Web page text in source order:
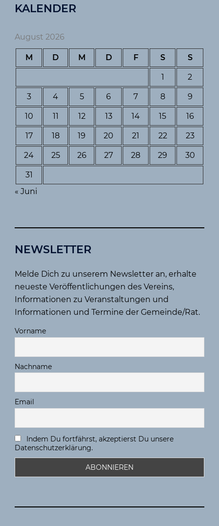
KALENDER
August 2026
M D M D F S S
1 2
3 4 5 6 7 8 9
10 11 12 13 14 15 16
17 18 19 20 21 22 23
24 25 26 27 28 29 30
31
« Juni
NEWSLETTER
Melde Dich zu unserem Newsletter an, erhalte
neueste Veröffentlichungen des Vereins,
Informationen zu Veranstaltungen und
Informationen und Termine der Gemeinde/Rat.
Vorname
Nachname
Email
Indem Du fortfährst, akzeptierst Du unsere
Datenschutzerklärung.